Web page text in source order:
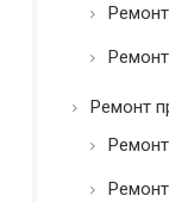
Ремонт